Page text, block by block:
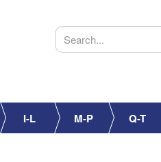
I-L M-P Q-T